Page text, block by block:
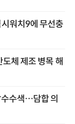
워치9에 무선충
체 제조 병목 해
수색…담합 의